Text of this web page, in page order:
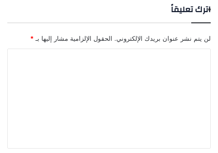
اترك تعليقاً
لن يتم نشر عنوان بريدك الإلكتروني. الحقول الإلزامية مشار إليها بـ *